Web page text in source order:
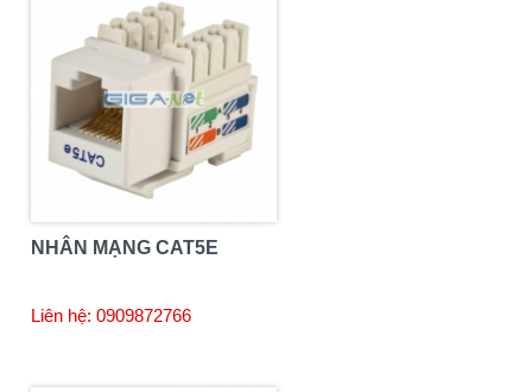
NHÂN MẠNG CAT5E
Liên hệ: 0909872766